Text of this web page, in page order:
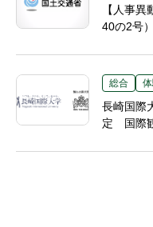
【人事
40の2号）
総合
長崎国際
定 国際